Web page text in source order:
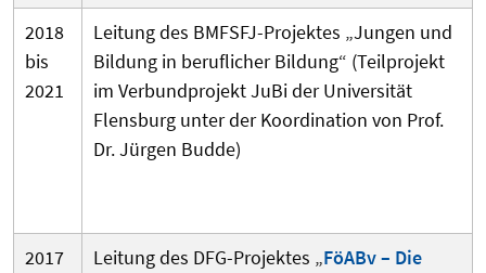
2018
bis
2021
Leitung des BMFSFJ-Projektes „Jungen und
Bildung in beruflicher Bildung“ (Teilprojekt
im Verbundprojekt JuBi der Universität
Flensburg unter der Koordination von Prof.
Dr. Jürgen Budde)
2017
Leitung des DFG-Projektes „FöABv – Die